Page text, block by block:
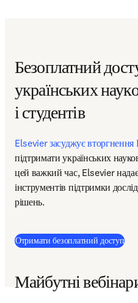
Безоплатний
українських
і студентів
Elsevier засуджує вторгнення
підтримати українських
цей важкий час, Elsevier
інструментів підтримки
рішень.
Отримати безоплатний доступ
Майбутні